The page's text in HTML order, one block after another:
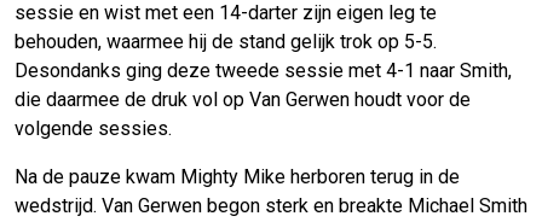
sessie en wist met een 14-darter zijn eigen leg te
behouden, waarmee hij de stand gelijk trok op 5-5.
Desondanks ging deze tweede sessie met 4-1 naar Smith,
die daarmee de druk vol op Van Gerwen houdt voor de
volgende sessies.
Na de pauze kwam Mighty Mike herboren terug in de
wedstrijd. Van Gerwen begon sterk en breakte Michael Smith